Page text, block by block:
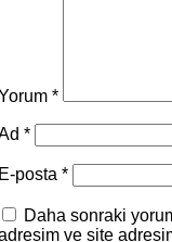
*
*
posta *
Daha sonraki
ve site